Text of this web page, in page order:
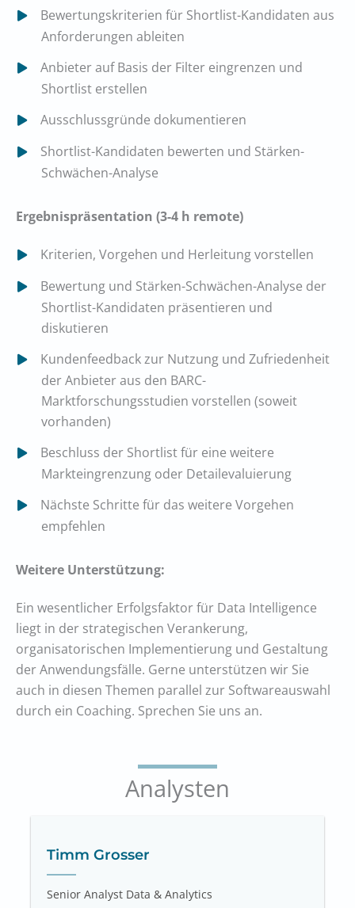
Bewertungskriterien für Shortlist-Kandidaten aus
Anforderungen ableiten
Anbieter auf Basis der Filter eingrenzen und
Shortlist erstellen
Ausschlussgründe dokumentieren
Shortlist-Kandidaten bewerten und Stärken-
Schwächen-Analyse
Ergebnispräsentation (3-4 h remote)
Kriterien, Vorgehen und Herleitung vorstellen
Bewertung und Stärken-Schwächen-Analyse der
Shortlist-Kandidaten präsentieren und
diskutieren
Kundenfeedback zur Nutzung und Zufriedenheit
der Anbieter aus den BARC-
Marktforschungsstudien vorstellen (soweit
vorhanden)
Beschluss der Shortlist für eine weitere
Markteingrenzung oder Detailevaluierung
Nächste Schritte für das weitere Vorgehen
empfehlen
Weitere Unterstützung:
Ein wesentlicher Erfolgsfaktor für Data Intelligence
liegt in der strategischen Verankerung,
organisatorischen Implementierung und Gestaltung
der Anwendungsfälle. Gerne unterstützen wir Sie
auch in diesen Themen parallel zur Softwareauswahl
durch ein Coaching. Sprechen Sie uns an.
Analysten
Timm Grosser
Senior Analyst Data & Analytics